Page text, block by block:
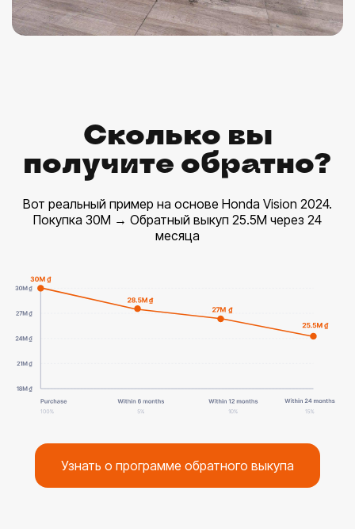
Сколько вы
получите обратно?
Вот реальный пример на основе Honda Vision 2024.
Покупка 30М → Обратный выкуп 25.5М через 24
месяца
Узнать о программе обратного выкупа